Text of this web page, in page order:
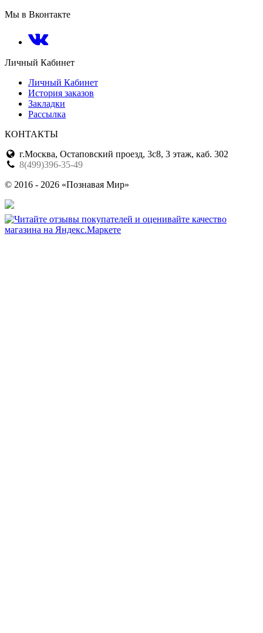
Мы в Вконтакте
Личный Кабинет
Личный Кабинет
История заказов
Закладки
Рассылка
КОНТАКТЫ
г.Москва, Остаповский проезд, 3с8, 3 этаж, каб. 302
8(499)396-35-49
© 2016 - 2026 «Познавая Мир»